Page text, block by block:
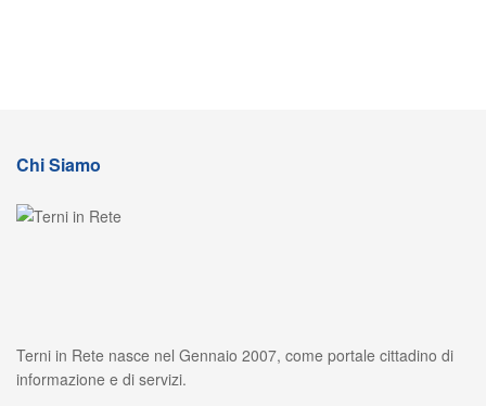
Chi Siamo
Terni in Rete nasce nel Gennaio 2007, come portale cittadino di
informazione e di servizi.